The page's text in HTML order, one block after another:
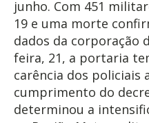
junho. Com 451
19 e uma morte
dados da corporação
feira, 21, a portaria
carência dos policiais
cumprimento do
determinou a